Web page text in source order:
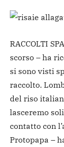
RACCOLTI
scorso – ha
si sono visti
raccolto.
del riso
lasceremo
contatto con
Protopapa –